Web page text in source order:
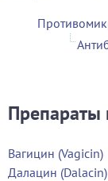
Препараты
Вагицин (Vagicin)
Далацин (Dalacin)